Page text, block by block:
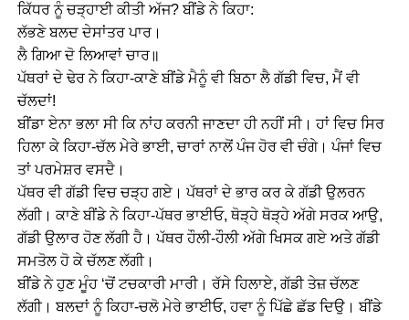
ਕਿੱਧਰ ਨੂੰ ਚੜ੍ਹਾਈ ਕੀਤੀ ਅੱਜ? ਬੀਂਡੇ ਨੇ ਕਿਹਾ:
ਲੱਭਣੇ ਬਲਦ ਦੇਸਾਂਤਰ ਪਾਰ।
ਲੈ ਗਿਆ ਦੋ ਲਿਆਵਾਂ ਚਾਰ॥
ਪੱਥਰਾਂ ਦੇ ਢੇਰ ਨੇ ਕਿਹਾ-ਕਾਣੇ ਬੀਂਡੇ ਮੈਨੂੰ ਵੀ ਬਿਠਾ ਲੈ ਗੱਡੀ ਵਿਚ, ਮੈਂ ਵੀ
ਚੱਲਦਾਂ!
ਬੀਂਡਾ ਏਨਾ ਭਲਾ ਸੀ ਕਿ ਨਾਂਹ ਕਰਨੀ ਜਾਣਦਾ ਹੀ ਨਹੀਂ ਸੀ। ਹਾਂ ਵਿਚ ਸਿਰ
ਹਿਲਾ ਕੇ ਕਿਹਾ-ਚੱਲ ਮੇਰੇ ਭਾਈ, ਚਾਰਾਂ ਨਾਲੋਂ ਪੰਜ ਹੋਰ ਵੀ ਚੰਗੇ। ਪੰਜਾਂ ਵਿਚ
ਤਾਂ ਪਰਮੇਸ਼ਰ ਵਸਦੈ।
ਪੱਥਰ ਵੀ ਗੱਡੀ ਵਿਚ ਚੜ੍ਹ ਗਏ। ਪੱਥਰਾਂ ਦੇ ਭਾਰ ਕਰ ਕੇ ਗੱਡੀ ਉਲਰਨ
ਲੱਗੀ। ਕਾਣੇ ਬੀਂਡੇ ਨੇ ਕਿਹਾ-ਪੱਥਰ ਭਾਈਓ, ਥੋੜ੍ਹੇ ਥੋੜ੍ਹੇ ਅੱਗੇ ਸਰਕ ਆਉ,
ਗੱਡੀ ਉਲਾਰ ਹੋਣ ਲੱਗੀ ਹੈ। ਪੱਥਰ ਹੌਲੀ-ਹੌਲੀ ਅੱਗੇ ਖਿਸਕ ਗਏ ਅਤੇ ਗੱਡੀ
ਸਮਤੋਲ ਹੋ ਕੇ ਚੱਲਣ ਲੱਗੀ।
ਬੀਂਡੇ ਨੇ ਹੁਣ ਮੂੰਹ ‘ਚੋਂ ਟਚਕਾਰੀ ਮਾਰੀ। ਰੱਸੇ ਹਿਲਾਏ, ਗੱਡੀ ਤੇਜ਼ ਚੱਲਣ
ਲੱਗੀ। ਬਲਦਾਂ ਨੂੰ ਕਿਹਾ-ਚਲੋ ਮੇਰੇ ਭਾਈਓ, ਹਵਾ ਨੂੰ ਪਿੱਛੇ ਛੱਡ ਦਿਉ। ਬੀਂਡੇ